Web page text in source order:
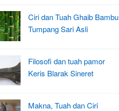
Ciri dan Tuah Ghaib Bambu
Tumpang Sari Asli
Filosofi dan tuah pamor
Keris Blarak Sineret
Makna, Tuah dan Ciri